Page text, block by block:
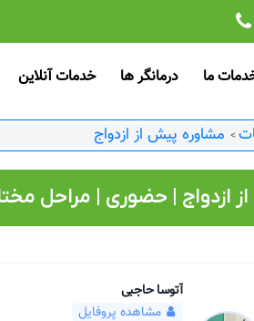
ما درمانگر ها خدمات آنلاین
> مشاوره پیش از ازدواج
ازدواج | حضوری | مراحل
آتوسا حاجبی
مشاهده پروفایل